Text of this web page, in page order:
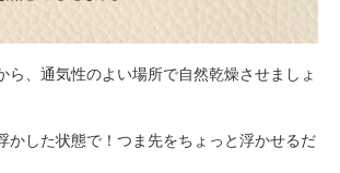
ら、通気性のよい場所で自然乾燥させましょ
かした状態で！つま先をちょっと浮かせるだ